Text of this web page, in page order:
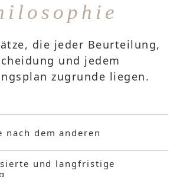
die jeder Beurteilung,
und jedem
zugrunde liegen.
nach dem anderen
und langfristige